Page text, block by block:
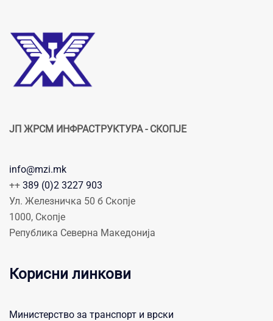
ЈП ЖРСМ ИНФРАСТРУКТУРА - СКОПЈЕ
info@mzi.mk
++ 389 (0)2 3227 903
Ул. Железничка 50 б Скопје
1000, Скопје
Република Северна Македонија
Корисни линкови
Министерство за транспорт и врски